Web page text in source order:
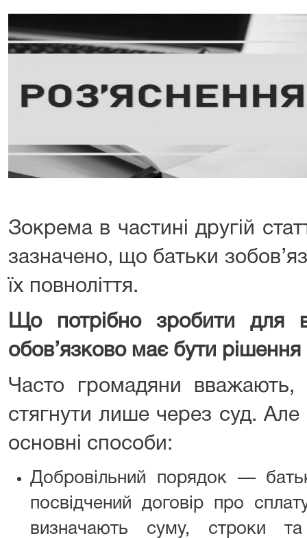
Зокрема в частині другій
зазначено, що батьки
їх повноліття.
Що потрібно зробити для
обов’язково має бути рішення
Часто громадяни
стягнути лише через суд.
основні способи:
Добровільний порядок —
посвідчений договір про
визначають суму, строки